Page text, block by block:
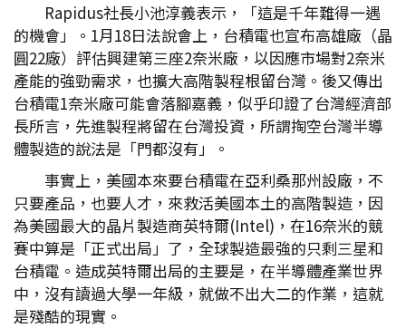
Rapidus社長小池淳義表示，「這是千年難得一遇
的機會」。1月18日法說會上，台積電也宣布高雄廠（晶
圓22廠）評估興建第三座2奈米廠，以因應市場對2奈米
產能的強勁需求，也擴大高階製程根留台灣。後又傳出
台積電1奈米廠可能會落腳嘉義，似乎印證了台灣經濟部
長所言，先進製程將留在台灣投資，所謂掏空台灣半導
體製造的說法是「門都沒有」。
事實上，美國本來要台積電在亞利桑那州設廠，不
只要產品，也要人才，來救活美國本土的高階製造，因
為美國最大的晶片製造商英特爾(Intel)，在16奈米的競
賽中算是「正式出局」了，全球製造最強的只剩三星和
台積電。造成英特爾出局的主要是，在半導體產業世界
中，沒有讀過大學一年級，就做不出大二的作業，這就
是殘酷的現實。